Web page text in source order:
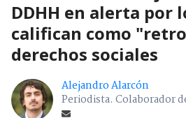
DDHH en alerta por
califican como
derechos sociales
Alejandro Alarcón
Periodista. Colaborador